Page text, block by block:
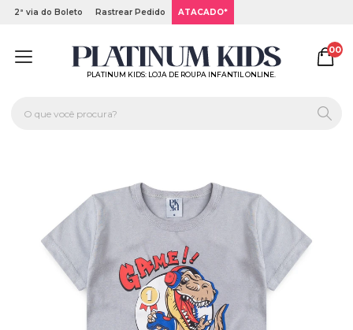
2ª via do Boleto Rastrear Pedido ATACADO*
PLATINUM KIDS: LOJA DE ROUPA INFANTIL ONLINE.
00